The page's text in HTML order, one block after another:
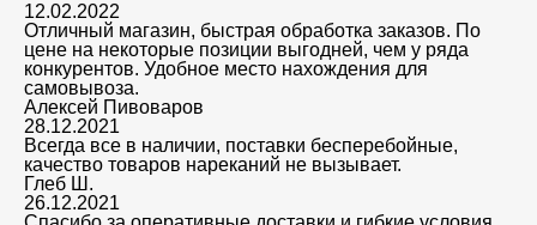
12.02.2022
Отличный магазин, быстрая обработка заказов. По
цене на некоторые позиции выгодней, чем у ряда
конкурентов. Удобное место нахождения для
самовывоза.
Алексей Пивоваров
28.12.2021
Всегда все в наличии, поставки бесперебойные,
качество товаров нареканий не вызывает.
Глеб Ш.
26.12.2021